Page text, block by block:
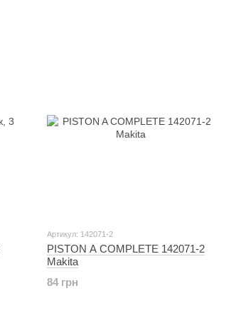
Артикул: 142071-2
PISTON A COMPLETE 142071-2
Makita
84 грн